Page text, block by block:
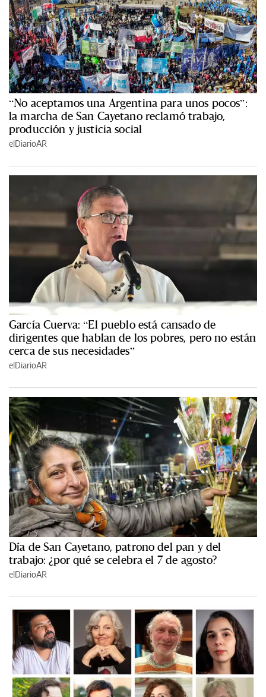
“No aceptamos una Argentina para unos pocos”:
la marcha de San Cayetano reclamó trabajo,
producción y justicia social
elDiarioAR
García Cuerva: “El pueblo está cansado de
dirigentes que hablan de los pobres, pero no están
cerca de sus necesidades”
elDiarioAR
Día de San Cayetano, patrono del pan y del
trabajo: ¿por qué se celebra el 7 de agosto?
elDiarioAR